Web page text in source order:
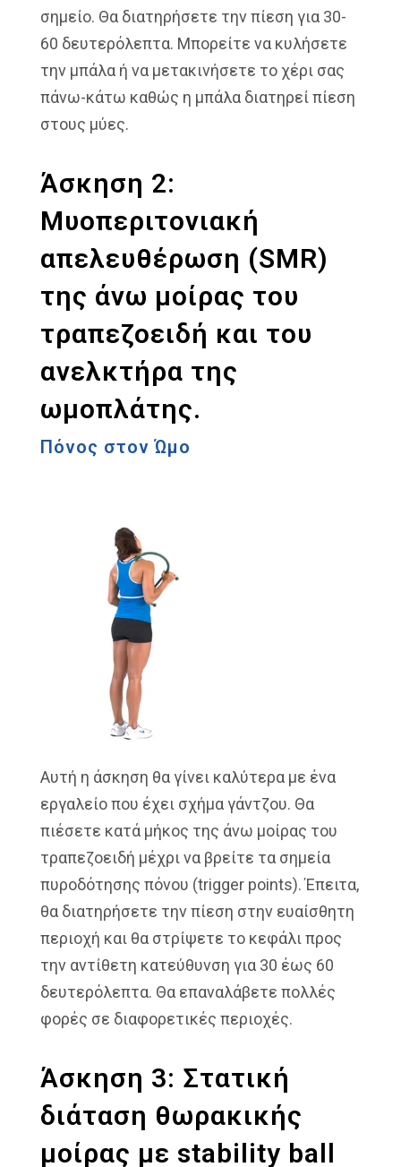
σημείο. Θα διατηρήσετε την πίεση για 30-
60 δευτερόλεπτα. Μπορείτε να κυλήσετε
την μπάλα ή να μετακινήσετε το χέρι σας
πάνω-κάτω καθώς η μπάλα διατηρεί πίεση
στους μύες.
Άσκηση 2:
Μυοπεριτονιακή
απελευθέρωση (SMR)
της άνω μοίρας του
τραπεζοειδή και του
ανελκτήρα της
ωμοπλάτης.
Πόνος στον Ώμο
Αυτή η άσκηση θα γίνει καλύτερα με ένα
εργαλείο που έχει σχήμα γάντζου. Θα
πιέσετε κατά μήκος της άνω μοίρας του
τραπεζοειδή μέχρι να βρείτε τα σημεία
πυροδότησης πόνου (trigger points). Έπειτα,
θα διατηρήσετε την πίεση στην ευαίσθητη
περιοχή και θα στρίψετε το κεφάλι προς
την αντίθετη κατεύθυνση για 30 έως 60
δευτερόλεπτα. Θα επαναλάβετε πολλές
φορές σε διαφορετικές περιοχές.
Άσκηση 3: Στατική
διάταση θωρακικής
μοίρας με stability ball